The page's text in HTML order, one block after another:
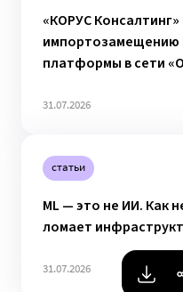
«КОРУС Консалтинг»
импортозамещению
платформы в сети
31.07.2026
статьи
ML — это не ИИ. Как
ломает
31.07.2026